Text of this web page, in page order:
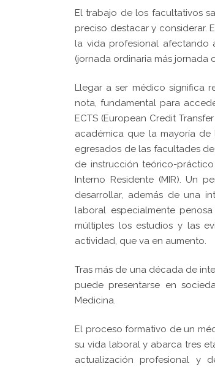
El trabajo de los facultativos
preciso destacar y considerar.
la vida profesional afectando
(jornada ordinaria más jornada
Llegar a ser médico significa
nota, fundamental para
ECTS (European Credit
académica que la mayoría de
egresados de las facultades
de instrucción teórico-
Interno Residente (MIR).
desarrollar, además de una
laboral especialmente
múltiples los estudios y las
actividad, que va en aumento.
Tras más de una década de
puede presentarse en
Medicina.
El proceso formativo de un
su vida laboral y abarca tres
actualización profesional y